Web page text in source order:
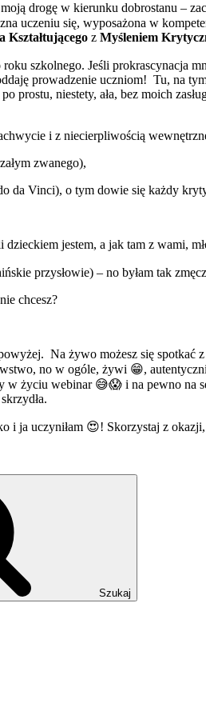
drogę w kierunku dobrostanu –
uczeniu się, wyposażona w
Kształtującego z Myśleniem
roku szkolnego. Jeśli
prowadzenie uczniom! Tu, na
prostu, niestety, ała, bez moich
i z niecierpliwością
zwanego),
da Vinci), o tym dowie się każdy
jestem, a jak tam z wami,
przysłowie) – no byłam tak
chcesz?
Na żywo możesz się
no w ogóle, żywi 😁,
życiu webinar 😅😱 i na pewno na
i ja uczyniłam 😍! Skorzystaj z
Szukaj